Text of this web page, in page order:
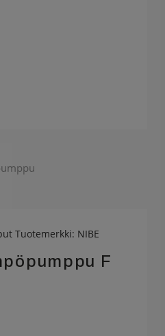
Tuotemerkki: NIBE
F